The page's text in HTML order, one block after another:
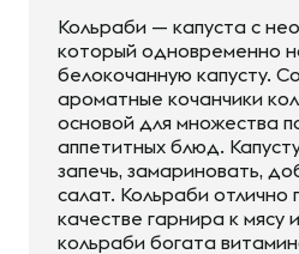
Кольраби — капуста с
который одновременно
белокочанную капусту.
ароматные кочанчики
основой для множества
аппетитных блюд.
запечь, замариновать,
салат. Кольраби отлично
качестве гарнира к мясу
кольраби богата